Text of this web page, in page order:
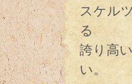
スケル
る
誇り高
い。